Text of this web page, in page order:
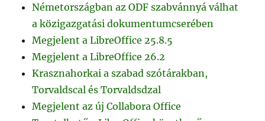
Németországban az ODF szabvánnyá válhat
a közigazgatási dokumentumcserében
Megjelent a LibreOffice 25.8.5
Megjelent a LibreOffice 26.2
Krasznahorkai a szabad szótárakban,
Torvaldscal és Torvaldsdzal
Megjelent az új Collabora Office